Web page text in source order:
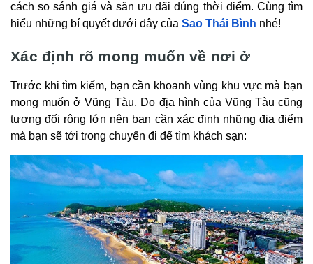
cách so sánh giá và săn ưu đãi đúng thời điểm. Cùng tìm
hiểu những bí quyết dưới đây của Sao Thái Bình nhé!
Xác định rõ mong muốn về nơi ở
Trước khi tìm kiếm, bạn cần khoanh vùng khu vực mà bạn
mong muốn ở Vũng Tàu. Do địa hình của Vũng Tàu cũng
tương đối rộng lớn nên bạn cần xác định những địa điểm
mà bạn sẽ tới trong chuyến đi để tìm khách sạn: